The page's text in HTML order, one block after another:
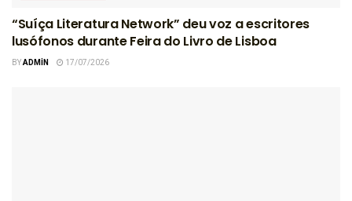
“Suíça Literatura Network” deu voz a escritores
lusófonos durante Feira do Livro de Lisboa
BYADMIN 17/07/2026